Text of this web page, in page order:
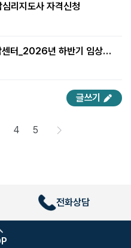
리지도사 자격신청
심리사 2급(한국산업인력공단) 수련생 모집 안내
글쓰기
4 5
전화상담